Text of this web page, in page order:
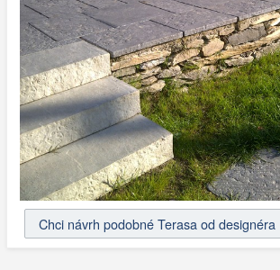
Chci návrh podobné Terasa od designéra